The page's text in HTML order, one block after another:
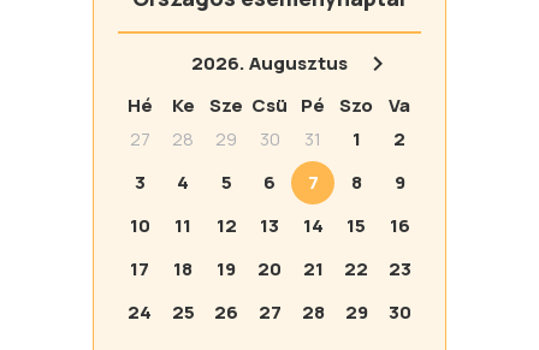
2026.Augusztus
Hé
Ke Sze Csü Pé Szo
Va
27
28 29 30 31 1
2
3
4 5 6 7 8
9
10
11 12 13 14 15
16
17
18 19 20 21 22
23
24
25 26 27 28 29
30